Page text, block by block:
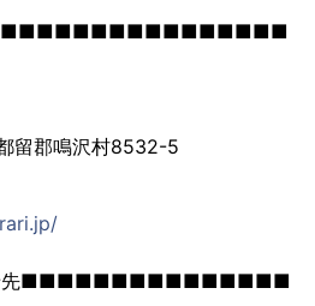
先■■■■■■■■■■■■■■■■■
留郡鳴沢村8532-5
せ先■■■■■■■■■■■■■■■